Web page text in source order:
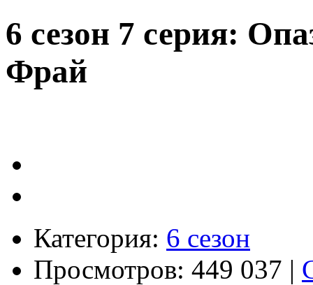
6 сезон 7 серия:
Фрай
Категория: 6 сезон
Просмотров: 449 037 |